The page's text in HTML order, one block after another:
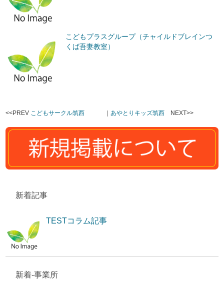
こどもプラスグループ（チャイルドブレインつ
くば吾妻教室）
<<PREV こどもサークル筑西 ｜ あやとりキッズ筑西 NEXT>>
新着記事
TESTコラム記事
新着-事業所